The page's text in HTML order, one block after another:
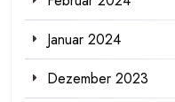
Januar 2024
Dezember 2023